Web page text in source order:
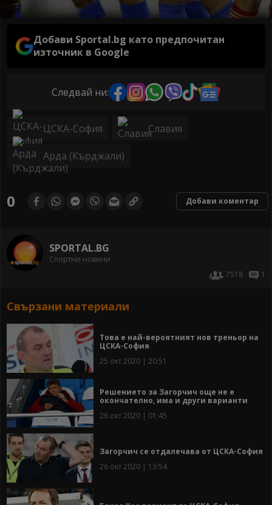
Добави Sportal.bg като предпочитан
източник в Google
Следвай ни:
ЦСКА-София Славия
Арда (Кърджали)
0 Добави коментар
SPORTAL.BG
Спортни новини
7518
1
Свързани материали
Това е най-вероятният нов треньор на
ЦСКА-София
25 окт 2020 | 20:51
Решението за Загорчич още не е
окончателно, има и други варианти
26 окт 2020 | 01:45
Загорчич се отдалечава от ЦСКА-София
26 окт 2020 | 13:54